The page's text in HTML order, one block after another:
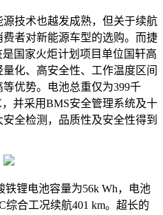
技术也越发成熟，但关于续航
者对新能源车型的选购。而捷
国家火炬计划项目单位国轩高
化、高安全性、工作温度区间
优势。电池总重仅为399千
并采用BMS安全管理系统及十
全检测，品质性及安全性得到
锂电池容量为56k Wh，电池
综合工况续航401 km。超长的